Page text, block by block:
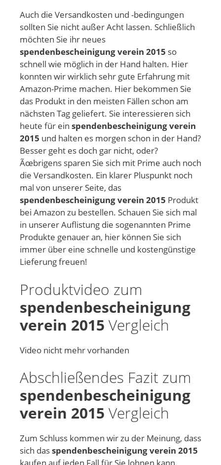
Auch die Versandkosten und -bedingungen
sollten Sie nicht außer Acht lassen. Schließlich
möchten Sie ihr neues
spendenbescheinigung verein 2015 so
schnell wie möglich in der Hand halten. Hier
konnten wir wirklich sehr gute Erfahrung mit
Amazon-Prime machen. Hier bekommen Sie
das Produkt in den meisten Fällen schon am
nächsten Tag geliefert. Sie interessieren sich
heute für ein spendenbescheinigung verein
2015 und halten es morgen schon in der Hand?
Besser geht es doch gar nicht, oder?
Ãœbrigens sparen Sie sich mit Prime auch noch
die Versandkosten. Ein klarer Pluspunkt noch
mal von unserer Seite, das
spendenbescheinigung verein 2015 Produkt
bei Amazon zu bestellen. Schauen Sie sich mal
in unserer Auflistung die sogenannten Prime
Produkte genauer an, hier können Sie sich
immer über eine schnelle und kostengünstige
Lieferung freuen!
Produktvideo zum
spendenbescheinigung
verein 2015 Vergleich
Video nicht mehr vorhanden
Abschließendes Fazit zum
spendenbescheinigung
verein 2015 Vergleich
Zum Schluss kommen wir zu der Meinung, dass
sich dasspendenbescheinigung verein 2015